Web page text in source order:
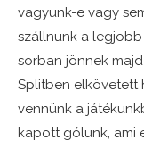
vagyunk-e vagy
szállnunk a
sorban jönnek
Splitben elkövetett
vennünk a
kapott gólunk, ami